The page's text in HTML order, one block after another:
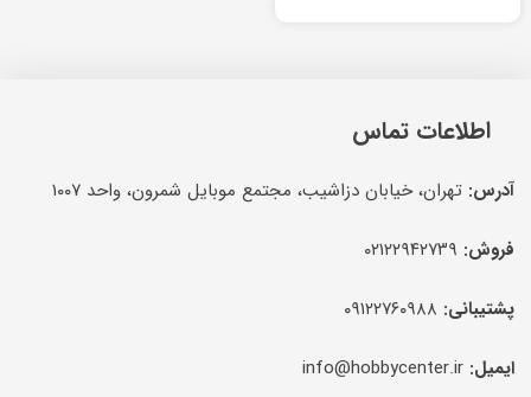
اطلاعات تماس
آدرس: تهران، خیابان دزاشیب، مجتمع موبایل شمرون، واحد ۱۰۰۷
فروش:
پشتیبانی:
ایمیل: info@hobbycenter.ir